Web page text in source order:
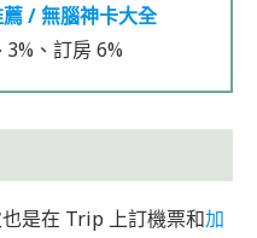
/ 無腦神卡大全
、訂房 6%
是在 Trip 上訂機票和加